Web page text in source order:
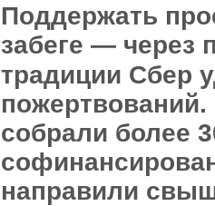
Поддержать
забеге — через
традиции Сбер
собрали более
направили